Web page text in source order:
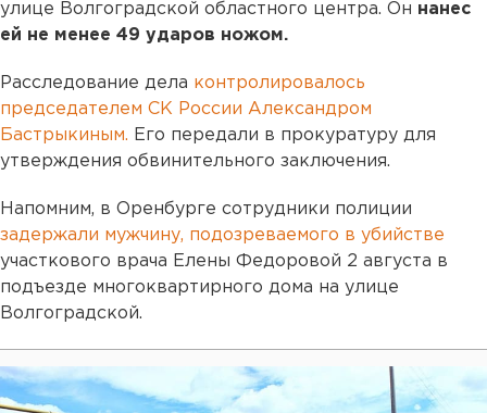
улице Волгоградской областного центра. Он нанес
ей не менее 49 ударов ножом.
Расследование дела контролировалось
председателем СК России Александром
Бастрыкиным. Его передали в прокуратуру для
утверждения обвинительного заключения.
Напомним, в Оренбурге сотрудники полиции
задержали мужчину, подозреваемого в убийстве
участкового врача Елены Федоровой 2 августа в
подъезде многоквартирного дома на улице
Волгоградской.